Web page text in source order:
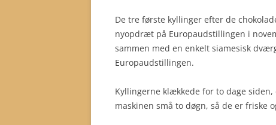
De tre første kyllinger efter de
nyopdræt på Europaudstillingen i
sammen med en enkelt siamesisk
Europaudstillingen.
Kyllingerne klækkede for to dage
maskinen små to døgn, så de er friske